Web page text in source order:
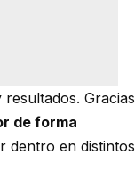
Gracias
de forma
dentro en distintos